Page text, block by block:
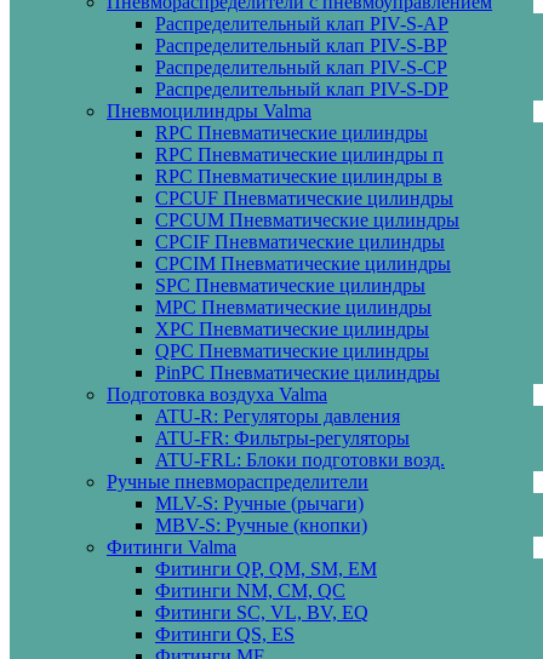
Распределительный клап PIV-S-AP
Распределительный клап PIV-S-BP
Распределительный клап PIV-S-СP
Распределительный клап PIV-S-DP
Пневмоцилиндры Valma
RPC Пневматические цилиндры
RPC Пневматические цилиндры п
RPC Пневматические цилиндры в
CPCUF Пневматические цилиндры
CPCUM Пневматические цилиндры
CPCIF Пневматические цилиндры
CPCIM Пневматические цилиндры
SPC Пневматические цилиндры
MPC Пневматические цилиндры
XPC Пневматические цилиндры
QPC Пневматические цилиндры
PinPC Пневматические цилиндры
Подготовка воздуха Valma
ATU-R: Регуляторы давления
ATU-FR: Фильтры-регуляторы
ATU-FRL: Блоки подготовки возд.
Ручные пневмораспределители
MLV-S: Ручные (рычаги)
MBV-S: Ручные (кнопки)
Фитинги Valma
Фитинги QP, QM, SM, EM
Фитинги NM, CM, QC
Фитинги SC, VL, BV, EQ
Фитинги QS, ES